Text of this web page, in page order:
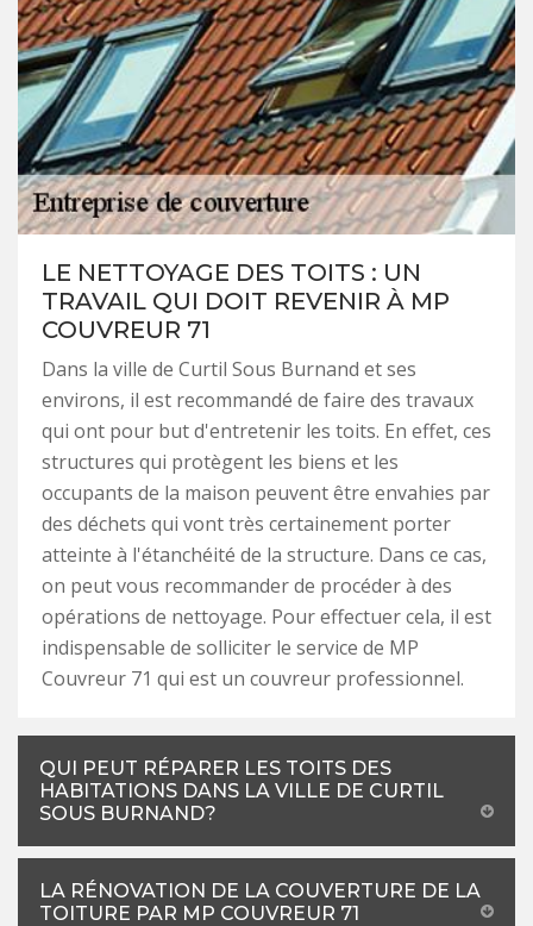
LE NETTOYAGE DES TOITS : UN
TRAVAIL QUI DOIT REVENIR À MP
COUVREUR 71
Dans la ville de Curtil Sous Burnand et ses
environs, il est recommandé de faire des travaux
qui ont pour but d'entretenir les toits. En effet, ces
structures qui protègent les biens et les
occupants de la maison peuvent être envahies par
des déchets qui vont très certainement porter
atteinte à l'étanchéité de la structure. Dans ce cas,
on peut vous recommander de procéder à des
opérations de nettoyage. Pour effectuer cela, il est
indispensable de solliciter le service de MP
Couvreur 71 qui est un couvreur professionnel.
QUI PEUT RÉPARER LES TOITS DES
HABITATIONS DANS LA VILLE DE CURTIL
SOUS BURNAND?
LA RÉNOVATION DE LA COUVERTURE DE LA
TOITURE PAR MP COUVREUR 71